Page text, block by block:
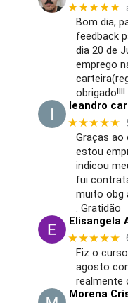
★★★★★
Bom dia,
feedback
dia 20 de
emprego
leandro
★★★★★
Graças ao
estou
indicou
fui
muito obg
. Gratidão
Elisangela
★★★★★
Fiz o
agosto
realmente
Morena